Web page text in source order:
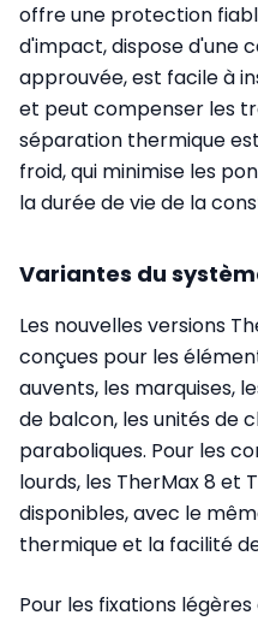
offre une protection
d'impact, dispose d'une
approuvée, est facile à
et peut compenser les
séparation thermique
froid, qui minimise les
la durée de vie de la
Variantes du
Les nouvelles versions
conçues pour les
auvents, les marquises,
de balcon, les unités de
paraboliques. Pour les
lourds, les TherMax 8 et
disponibles, avec le
thermique et la facilité
Pour les fixations